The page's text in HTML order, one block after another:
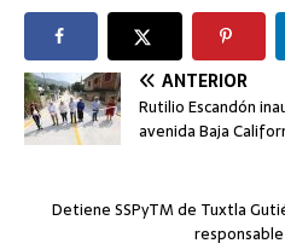
ANTERIOR
Rutilio Escandón
avenida Baja
Detiene SSPyTM de Tuxtla